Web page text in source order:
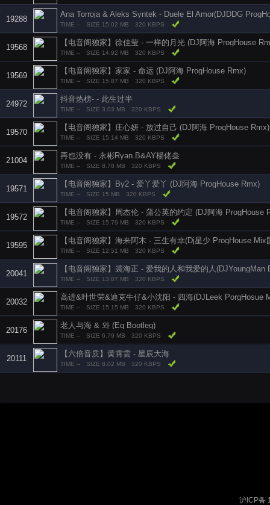
19288
Ana Torroja & Aleks Syntek - Duele El Amor(DJDDG
TIME -- SIZE 15.02 MB 320 KBPS
19568
【电音阁独家】徐佳莹 - 一样的月光 (DJ阿海 ProgHouse
TIME -- SIZE 14.92 MB 320 KBPS
19569
【电音阁独家】家家 - 命运 (DJ阿海 ProgHouse Rmx)
TIME -- SIZE 15.87 MB 320 KBPS
24972
抖音热榜- - 此生过半
TIME -- SIZE 3.03 MB 320 KBPS
19570
【电音阁独家】庄心妍 - 放过自己 (DJ阿海 ProgHouse Rmx)
TIME -- SIZE 15.14 MB 320 KBPS
21004
再也没有 - 永彬Ryan.B&AY楊佬叁
TIME -- SIZE 8.78 MB 320 KBPS
19571
【电音阁独家】By2 - 爱丫爱丫 (DJ阿海 ProgHouse Rmx)
TIME -- SIZE 15 MB 320 KBPS
19572
【电音阁独家】周杰伦 - 蒲公英的约定 (DJ阿海 ProgHouse
TIME -- SIZE 15.79 MB 320 KBPS
19595
【电音阁独家】海来阿木 - 三生有幸(Dj星少 ProgHouse Mix
TIME -- SIZE 12.51 MB 320 KBPS
20041
TIME -- SIZE 13.07 MB 320 KBPS
20032
高进&叶世荣&迪克牛仔&小沈阳 - 四海(DJLeek PorgHosue
TIME -- SIZE 15.15 MB 320 KBPS
20176
老人与海 & 와 (Eq Bootleg)
TIME -- SIZE 6.79 MB 320 KBPS
20111
【六倍音质】黄霄雲 - 星辰大海
TIME -- SIZE 8.02 MB 320 KBPS
沪ICP备